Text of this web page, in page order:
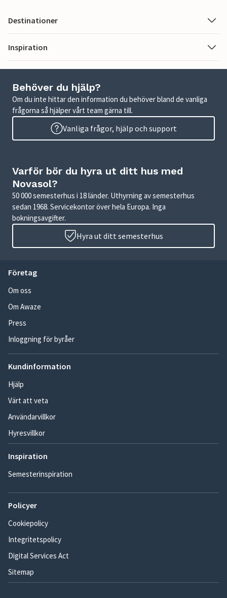
Destinationer
Inspiration
Behöver du hjälp?
Om du inte hittar den information du behöver bland de vanliga
frågorna så hjälper vårt team gärna till.
Vanliga frågor, hjälp och support
Varför bör du hyra ut ditt hus med
Novasol?
50 000 semesterhus i 18 länder. Uthyrning av semesterhus
sedan 1968. Servicekontor över hela Europa. Inga
bokningsavgifter.
Hyra ut ditt semesterhus
Företag
Om oss
Om Awaze
Press
Inloggning för byråer
Kundinformation
Hjälp
Värt att veta
Användarvillkor
Hyresvillkor
Inspiration
Semesterinspiration
Policyer
Cookiepolicy
Integritetspolicy
Digital Services Act
Sitemap